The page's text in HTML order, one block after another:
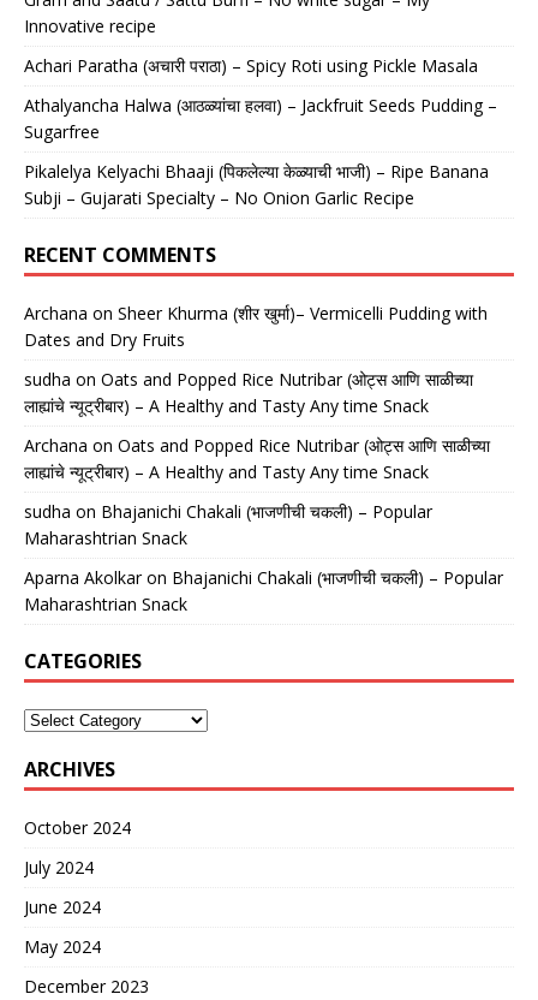
Innovative recipe
Achari Paratha (अचारी पराठा) – Spicy Roti using Pickle Masala
Athalyancha Halwa (आठळ्यांचा हलवा) – Jackfruit Seeds Pudding –
Sugarfree
Pikalelya Kelyachi Bhaaji (पिकलेल्या केळ्याची भाजी) – Ripe Banana
Subji – Gujarati Specialty – No Onion Garlic Recipe
RECENT COMMENTS
Archana on Sheer Khurma (शीर खुर्मा)– Vermicelli Pudding with
Dates and Dry Fruits
sudha on Oats and Popped Rice Nutribar (ओट्स आणि साळीच्या
लाह्यांचे न्यूट्रीबार) – A Healthy and Tasty Any time Snack
Archana on Oats and Popped Rice Nutribar (ओट्स आणि साळीच्या
लाह्यांचे न्यूट्रीबार) – A Healthy and Tasty Any time Snack
sudha on Bhajanichi Chakali (भाजणीची चकली) – Popular
Maharashtrian Snack
Aparna Akolkaron Bhajanichi Chakali (भाजणीची चकली) – Popular
Maharashtrian Snack
CATEGORIES
ARCHIVES
October 2024
July 2024
June 2024
May 2024
December 2023